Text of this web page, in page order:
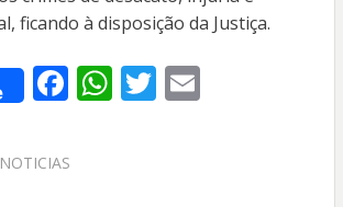
ficando à disposição da Justiça.
F
e
W T E
NOTICIAS